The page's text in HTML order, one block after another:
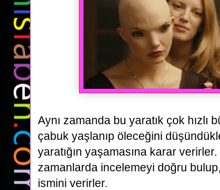
Aynı zamanda bu yaratık çok hızlı
çabuk yaşlanıp öleceğini
yaratığın yaşamasına karar verirler.
zamanlarda incelemeyi doğru
ismini verirler.